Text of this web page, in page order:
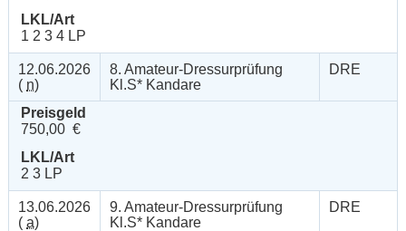
LKL/Art
1 2 3 4 LP
12.06.2026
( n)
8. Amateur-Dressurprüfung
Kl.S* Kandare
DRE
Preisgeld
750,00 €
LKL/Art
2 3 LP
13.06.2026
( a)
9. Amateur-Dressurprüfung
Kl.S* Kandare
DRE